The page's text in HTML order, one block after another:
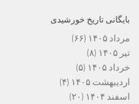
بایگانی تاریخ خورشیدی
مرداد ۱۴۰۵
(۶۶)
تیر ۱۴۰۵
(۸)
خرداد ۱۴۰۵
(۵)
اردیبهشت ۱۴۰۵
(۴)
اسفند ۱۴۰۴
(۲۰)